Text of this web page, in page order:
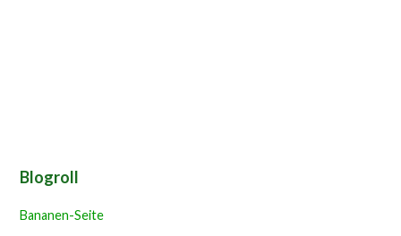
Blogroll
Bananen-Seite